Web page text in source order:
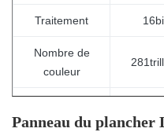
Traitement
Nombre de
couleur
contraste
Panneau du plancher